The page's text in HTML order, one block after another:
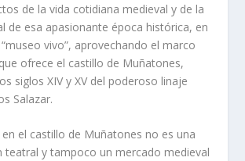
de la vida cotidiana medieval y de la
de esa apasionante época histórica, en
vivo”, aprovechando el marco
ofrece el castillo de Muñatones,
siglos XIV y XV del poderoso linaje
Salazar.
en el castillo de Muñatones no es una
teatral y tampoco un mercado medieval